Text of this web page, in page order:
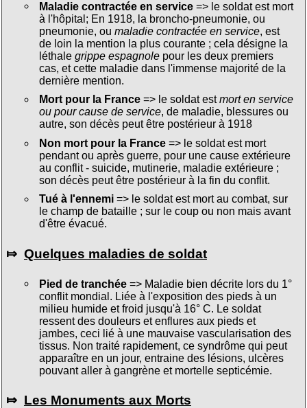
Maladie contractée en service=> le soldat est mort
à l'hôpital; En 1918, la broncho-pneumonie, ou
pneumonie, ou maladie contractée en service, est
de loin la mention la plus courante ; cela désigne la
léthale grippe espagnolepour les deux premiers
cas, et cette maladie dans l'immense majorité de la
dernière mention.
Mort pour la France=> le soldat estmort en service
ou pour cause de service, de maladie, blessures ou
autre, son décès peut être postérieur à 1918
Non mort pour la France=> le soldat est mort
pendant ou après guerre, pour une cause extérieure
au conflit - suicide, mutinerie, maladie extérieure ;
son décès peut être postérieur à la fin du conflit.
Tué à l'ennemi=> le soldat est mort au combat, sur
le champ de bataille ; sur le coup ou non mais avant
d'être évacué.
⤇ Quelques maladies de soldat
Pied de tranchée=> Maladie bien décrite lors du 1°
conflit mondial. Liée à l'exposition des pieds à un
milieu humide et froid jusqu'à 16° C. Le soldat
ressent des douleurs et enflures aux pieds et
jambes, ceci lié à une mauvaise vascularisation des
tissus. Non traité rapidement, ce syndrôme qui peut
apparaître en un jour, entraine des lésions, ulcères
pouvant aller à gangrène et mortelle septicémie.
⤇ Les Monuments aux Morts